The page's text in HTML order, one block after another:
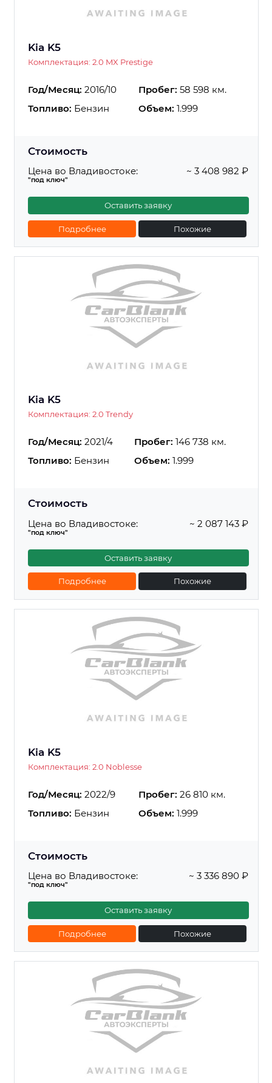
Kia K5
Комплектация: 2.0 MX Prestige
Год/Месяц: 2016/10 Пробег: 58 598 км.
Топливо: Бензин Объем: 1.999
Стоимость
Цена во Владивостоке:
"под ключ"
~ 3 408 982 ₽
Оставить заявку
Подробнее Похожие
Kia K5
Комплектация: 2.0 Trendy
Год/Месяц: 2021/4 Пробег: 146 738 км.
Топливо: Бензин Объем: 1.999
Стоимость
Цена во Владивостоке:
"под ключ"
~ 2 087 143 ₽
Оставить заявку
Подробнее Похожие
Kia K5
Комплектация: 2.0 Noblesse
Год/Месяц: 2022/9 Пробег: 26 810 км.
Топливо: Бензин Объем: 1.999
Стоимость
Цена во Владивостоке:
"под ключ"
~ 3 336 890 ₽
Оставить заявку
Подробнее Похожие